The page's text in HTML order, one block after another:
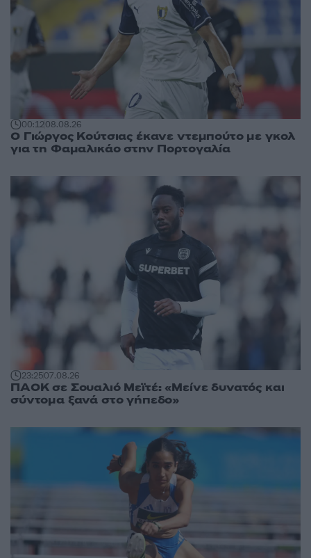
00:1208.08.26
Ο Γιώργος Κούτσιας έκανε ντεμπούτο με γκολ
για τη Φαμαλικάο στην Πορτογαλία
23:2507.08.26
ΠΑΟΚ σε Σουαλιό Μεϊτέ: «Μείνε δυνατός και
σύντομα ξανά στο γήπεδο»